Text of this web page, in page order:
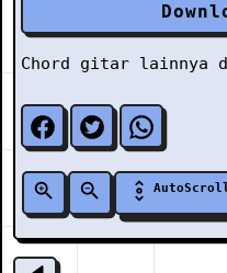
Chord gitar lainnya